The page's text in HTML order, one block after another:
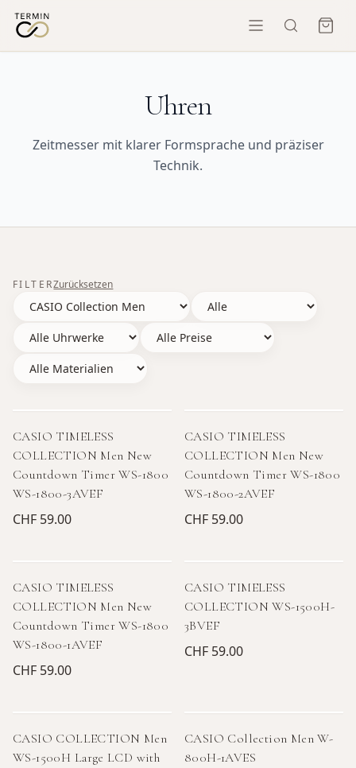
Uhren
Zeitmesser mit klarer Formsprache und präziser
Technik.
FILTERZurücksetzen
CASIO TIMELESS
COLLECTION Men New
Countdown Timer WS-1800
WS-1800-3AVEF
CHF 59.00
CASIO TIMELESS
COLLECTION Men New
Countdown Timer WS-1800
WS-1800-2AVEF
CHF 59.00
CASIO TIMELESS
COLLECTION Men New
Countdown Timer WS-1800
WS-1800-1AVEF
CHF 59.00
CASIO TIMELESS
COLLECTION WS-1500H-
3BVEF
CHF 59.00
CASIO COLLECTION Men
WS-1500H Large LCD with
CASIO Collection Men W-
800H-1AVES